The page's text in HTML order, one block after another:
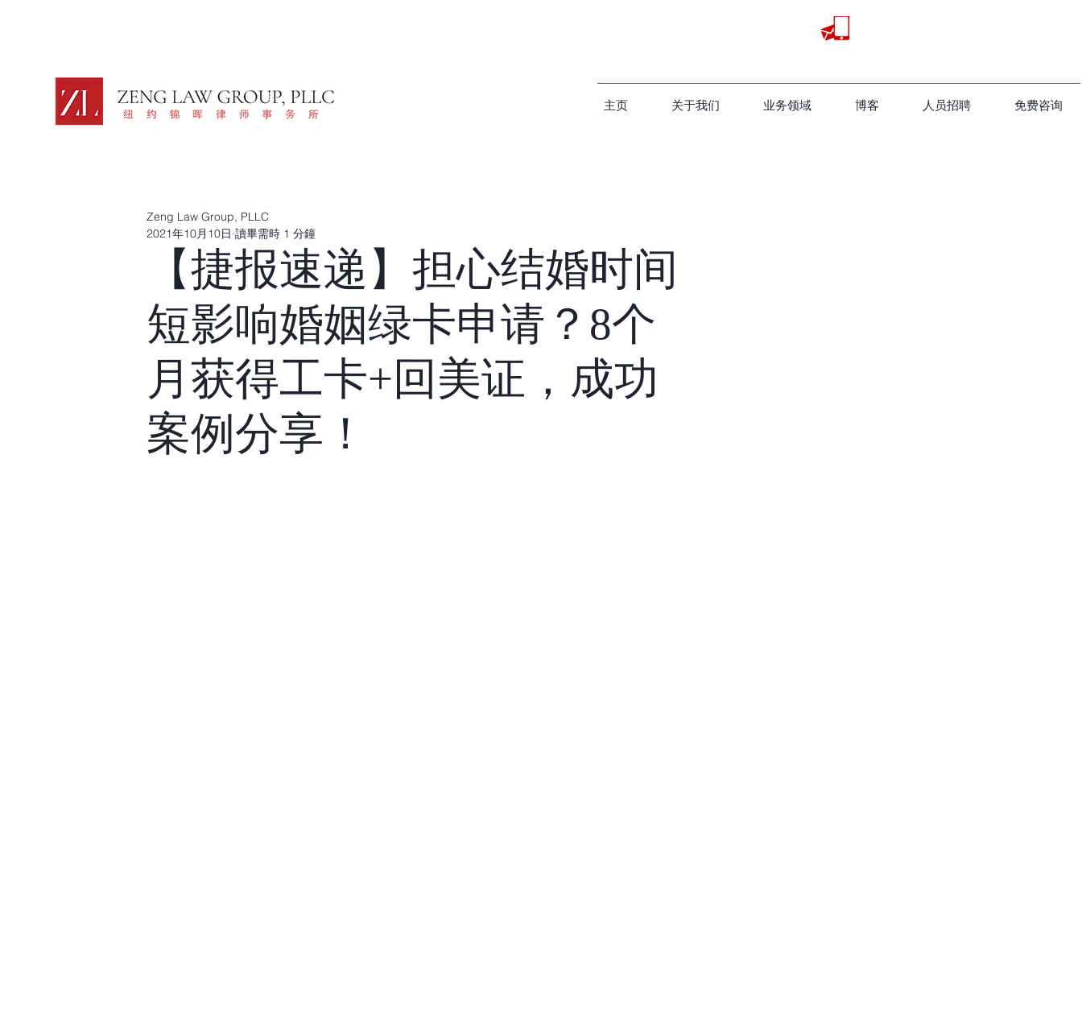
主页 关于我们 业务领域 ​博客 人员招聘 免费咨询
【捷报速递】担心结婚时间
短影响婚姻绿卡申请？8个
月获得工卡+回美证，成功
案例分享！
Zeng Law Group, PLLC
2021年10月10日 讀畢需時 1 分鐘